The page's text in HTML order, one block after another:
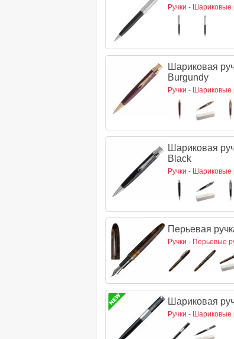
Ручки - Шариковые
Шариковая
Burgundy
Ручки - Шариковые
Шариковая
Black
Ручки - Шариковые
Перьевая
Ручки - Перьевые
Шариковая
Ручки - Шариковые